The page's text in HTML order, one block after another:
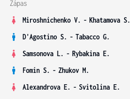
Zápas
Miroshnichenko V. - Khatamova S.
D'Agostino S. - Tabacco G.
Samsonova L. - Rybakina E.
Fomin S. - Zhukov M.
Alexandrova E. - Svitolina E.